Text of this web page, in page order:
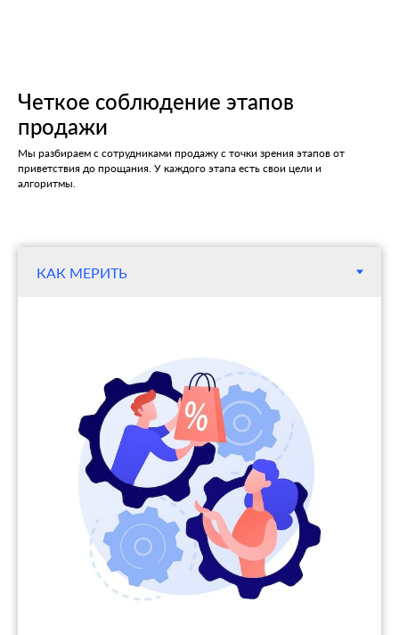
Четкое соблюдение этапов
продажи
Мы разбираем с сотрудниками продажу с точки зрения этапов от
приветствия до прощания. У каждого этапа есть свои цели и
алгоритмы.